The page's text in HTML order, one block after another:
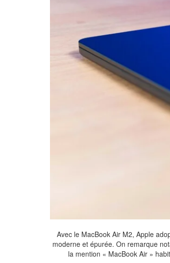
Avec le MacBook Air M2, Apple
moderne et épurée. On remarque
la mention « MacBook Air »